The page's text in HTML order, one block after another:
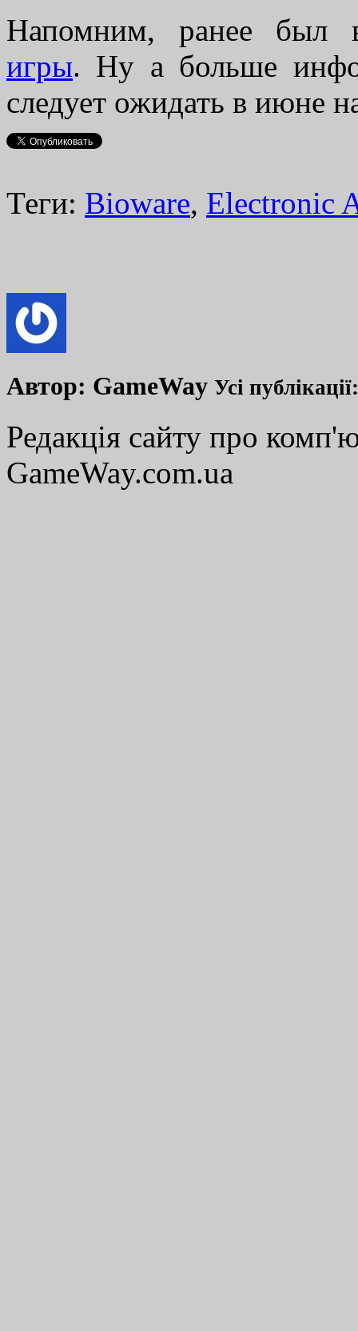
Напомним, ранее
игры. Ну а больше
следует ожидать в июне
Теги: Bioware, Electronic
Автор: GameWay Усі
Редакція сайту про
GameWay.com.ua